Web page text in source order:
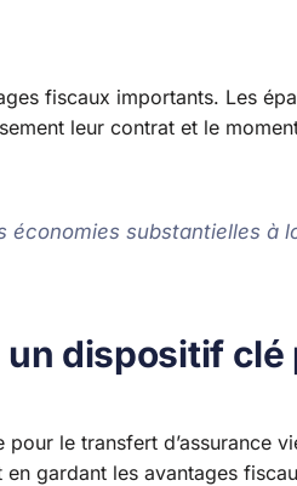
fiscaux importants. Les
leur contrat et le
économies substantielles à
un dispositif
pour le transfert d’assurance
gardant les avantages